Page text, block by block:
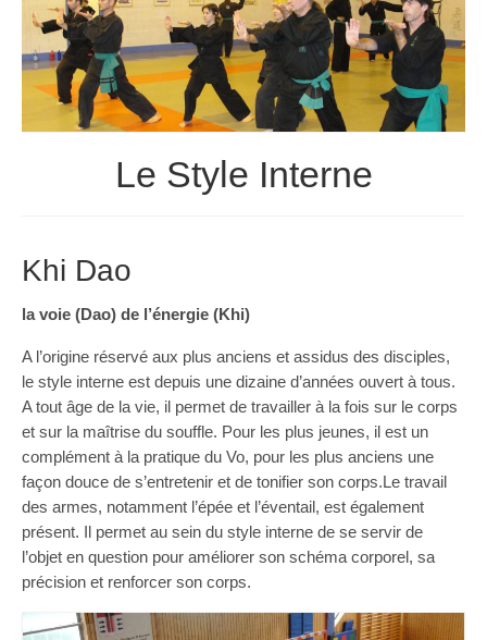
Les Origines
Les Styles
Où Pratiquer
Blog
Contact
Le Style Interne
Khi Dao
la voie (Dao) de l’énergie (Khi)
A l’origine réservé aux plus anciens et assidus des disciples,
le style interne est depuis une dizaine d’années ouvert à tous.
A tout âge de la vie, il permet de travailler à la fois sur le corps
et sur la maîtrise du souffle. Pour les plus jeunes, il est un
complément à la pratique du Vo, pour les plus anciens une
façon douce de s’entretenir et de tonifier son corps.Le travail
des armes, notamment l’épée et l’éventail, est également
présent. Il permet au sein du style interne de se servir de
l’objet en question pour améliorer son schéma corporel, sa
précision et renforcer son corps.